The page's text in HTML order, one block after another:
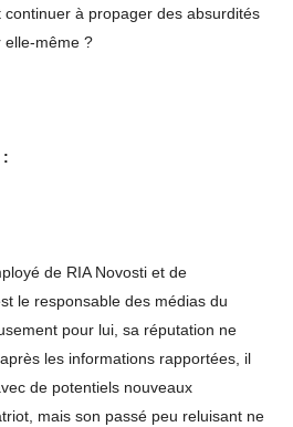
à propager des absurdités
elle-même ?
:
de RIA Novosti et de
le responsable des médias du
pour lui, sa réputation ne
les informations rapportées, il
de potentiels nouveaux
mais son passé peu reluisant ne